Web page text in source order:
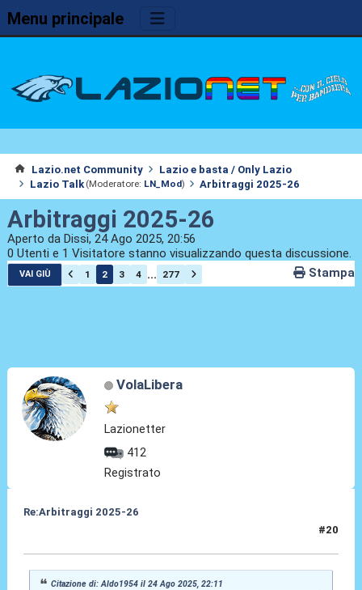
Menu principale
Lazio.net Community
Lazio e basta / Only Lazio
Lazio Talk (Moderatore: LN_Mod) Arbitraggi 2025-26
Arbitraggi 2025-26
Aperto da Dissi, 24 Ago 2025, 20:56
0 Utenti e 1 Visitatore stanno visualizzando questa discussione.
VAI GIÙ 1 2 3 4 ... 277 Stampa
VolaLibera
Lazionetter
412
Registrato
Re:Arbitraggi 2025-26
#20
Citazione di: Aldo1954 il 24 Ago 2025, 22:11